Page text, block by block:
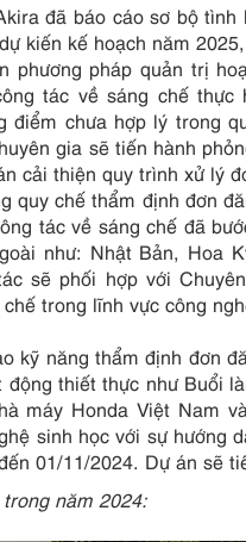
đã báo cáo sơ bộ
kiến kế hoạch năm
pháp quản trị
tác về sáng chế
điểm chưa hợp lý trong
gia sẽ tiến hành
cải thiện quy trình xử lý
quy chế thẩm định đơn
tác về sáng chế đã
như: Nhật Bản, Hoa
sẽ phối hợp với
trong lĩnh vực công
kỹ năng thẩm định đơn
thiết thực như Buổi
máy Honda Việt Nam
sinh học với sự hướng
01/11/2024. Dự án sẽ
năm 2024: